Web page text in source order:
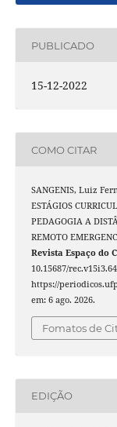
PUBLICADO
15-12-2022
COMO CITAR
SANGENIS, Luiz
ESTÁGIOS
PEDAGOGIA A
REMOTO
Revista Espaço do
10.15687/
https://
em: 6 ago. 2026.
Fomatos de
EDIÇÃO